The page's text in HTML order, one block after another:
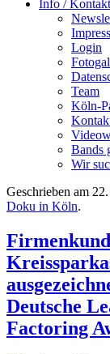
Info / Kontakt
Login
Team
Köln-
Bands
Wir
Geschrieben am
Doku in Köln.
Deutsche
Factoring